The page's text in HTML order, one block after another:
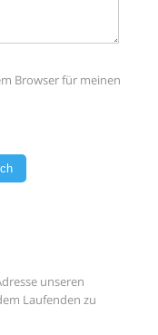
Browser für meinen
unseren
Laufenden zu